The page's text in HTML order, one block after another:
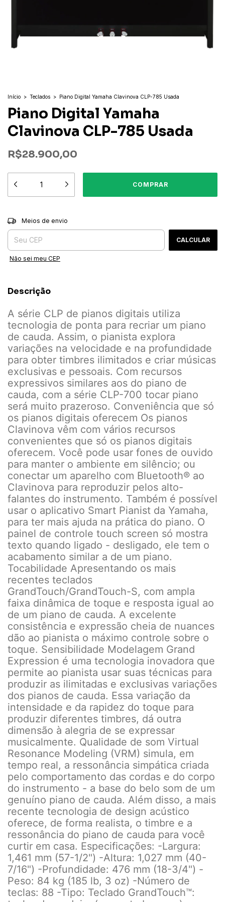
Início > Teclados > Piano Digital Yamaha Clavinova CLP-785 Usada
Piano Digital Yamaha
Clavinova CLP-785 Usada
R$28.900,00
Entregas para o CEP:
Meios de envio
CALCULAR
Não sei meu CEP
Descrição
A série CLP de pianos digitais utiliza
tecnologia de ponta para recriar um piano
de cauda. Assim, o pianista explora
variações na velocidade e na profundidade
para obter timbres ilimitados e criar músicas
exclusivas e pessoais. Com recursos
expressivos similares aos do piano de
cauda, com a série CLP-700 tocar piano
será muito prazeroso. Conveniência que só
os pianos digitais oferecem Os pianos
Clavinova vêm com vários recursos
convenientes que só os pianos digitais
oferecem. Você pode usar fones de ouvido
para manter o ambiente em silêncio; ou
conectar um aparelho com Bluetooth® ao
Clavinova para reproduzir pelos alto-
falantes do instrumento. Também é possível
usar o aplicativo Smart Pianist da Yamaha,
para ter mais ajuda na prática do piano. O
painel de controle touch screen só mostra
texto quando ligado - desligado, ele tem o
acabamento similar a de um piano.
Tocabilidade Apresentando os mais
recentes teclados
GrandTouch/GrandTouch-S, com ampla
faixa dinâmica de toque e resposta igual ao
de um piano de cauda. A excelente
consistência e expressão cheia de nuances
dão ao pianista o máximo controle sobre o
toque. Sensibilidade Modelagem Grand
Expression é uma tecnologia inovadora que
permite ao pianista usar suas técnicas para
produzir as ilimitadas e exclusivas variações
dos pianos de cauda. Essa variação da
intensidade e da rapidez do toque para
produzir diferentes timbres, dá outra
dimensão à alegria de se expressar
musicalmente. Qualidade de som Virtual
Resonance Modeling (VRM) simula, em
tempo real, a ressonância simpática criada
pelo comportamento das cordas e do corpo
do instrumento - a base do belo som de um
genuíno piano de cauda. Além disso, a mais
recente tecnologia de design acústico
oferece, de forma realista, o timbre e a
ressonância do piano de cauda para você
curtir em casa. Especificações: -Largura:
1,461 mm (57-1/2") -Altura: 1,027 mm (40-
7/16") -Profundidade: 476 mm (18-3/4") -
Peso: 84 kg (185 lb, 3 oz) -Número de
teclas: 88 -Tipo: Teclado GrandTouch™: